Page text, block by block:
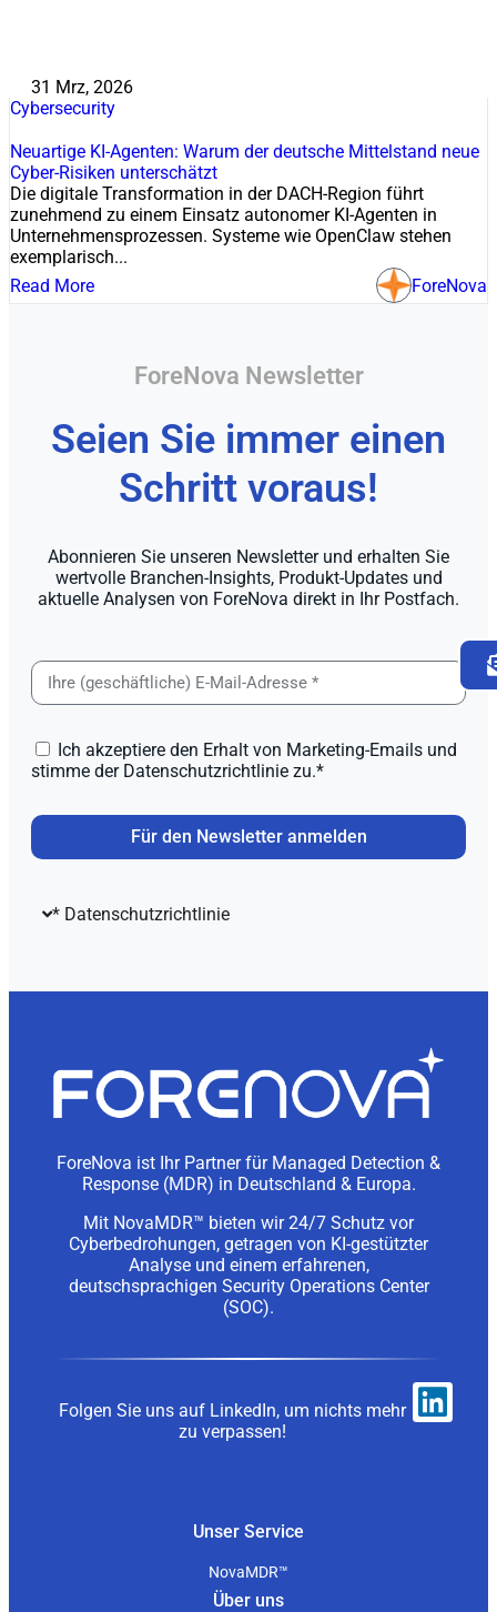
31 Mrz, 2026
Cybersecurity
Neuartige KI-Agenten: Warum der deutsche Mittelstand neue
Cyber-Risiken unterschätzt
Die digitale Transformation in der DACH-Region führt
zunehmend zu einem Einsatz autonomer KI-Agenten in
Unternehmensprozessen. Systeme wie OpenClaw stehen
exemplarisch...
Read More
ForeNova
ForeNova Newsletter
Seien Sie immer einen
Schritt voraus!
Abonnieren Sie unseren Newsletter und erhalten Sie
wertvolle Branchen-Insights, Produkt-Updates und
aktuelle Analysen von ForeNova direkt in Ihr Postfach.
Ich akzeptiere den Erhalt von Marketing-Emails und
stimme der Datenschutzrichtlinie zu.*
Für den Newsletter anmelden
* Datenschutzrichtlinie
ForeNova ist Ihr Partner für Managed Detection &
Response (MDR) in Deutschland & Europa.
Mit NovaMDR™ bieten wir 24/7 Schutz vor
Cyberbedrohungen, getragen von KI-gestützter
Analyse und einem erfahrenen,
deutschsprachigen Security Operations Center
(SOC).
Folgen Sie uns auf LinkedIn, um nichts mehr
zu verpassen!
Unser Service
NovaMDR™
Über uns